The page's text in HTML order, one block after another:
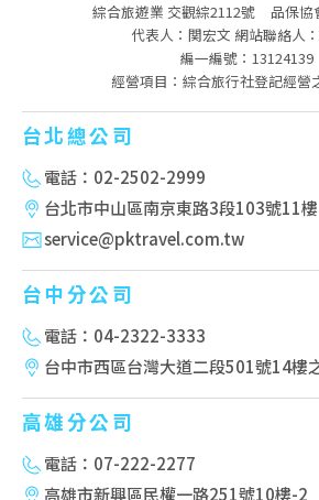
綜合旅遊業 交觀綜2112號
品保協
代表人：関宏文 網站聯絡人
編一編號：13124139
經營項目：綜合旅行社登記經營
台北總公司
電話：02-2502-2999
台北市中山區南京東路3段103號11樓
service@pktravel.com.tw
台中分公司
電話：04-2322-3333
台中市西區台灣大道二段501號14樓
高雄分公司
電話：07-222-2277
高雄市新興區民權一路251號10樓-2